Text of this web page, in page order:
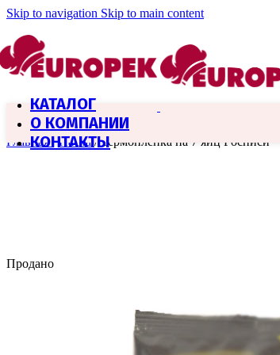
Skip to navigation Skip to main content
КАТАЛОГ
О КОМПАНИИ
КОНТАКТЫ
Главная / Пасха/ Термопленка на 7 яиц Росписи
Продано